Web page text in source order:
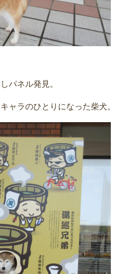
パネル発見。
ャラのひとりになった柴犬。